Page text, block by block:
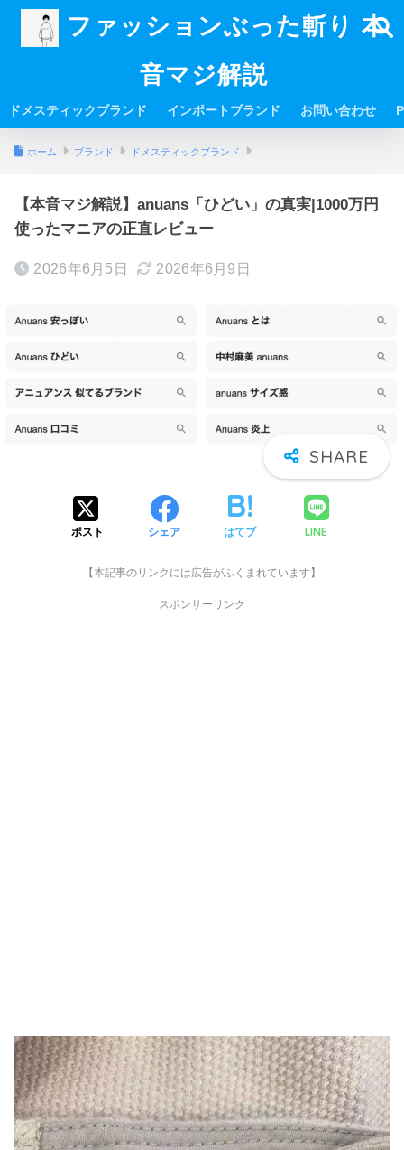
ファッションぶった斬り 本
音マジ解説
ドメスティックブランド インポートブランド お問い合わせ
ホーム ブランド ドメスティックブランド
【本音マジ解説】anuans「ひどい」の真実|1000万円
使ったマニアの正直レビュー
2026年6月5日 2026年6月9日
ポスト シェア はてブ LINE
【本記事のリンクには広告がふくまれています】
スポンサーリンク